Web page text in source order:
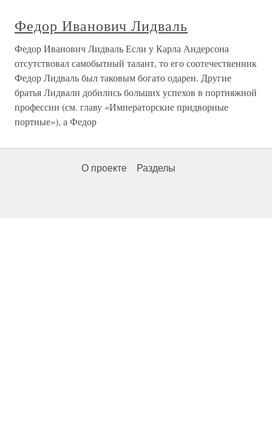
Федор Иванович Лидваль
Федор Иванович Лидваль Если у Карла Андерсона
отсутствовал самобытный талант, то его соотечественник
Федор Лидваль был таковым богато одарен. Другие
братья Лидвали добились больших успехов в портняжной
профессии (см. главу «Императорские придворные
портные»), а Федор
О проекте Разделы